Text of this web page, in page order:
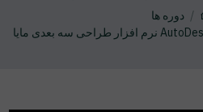
دوره ها